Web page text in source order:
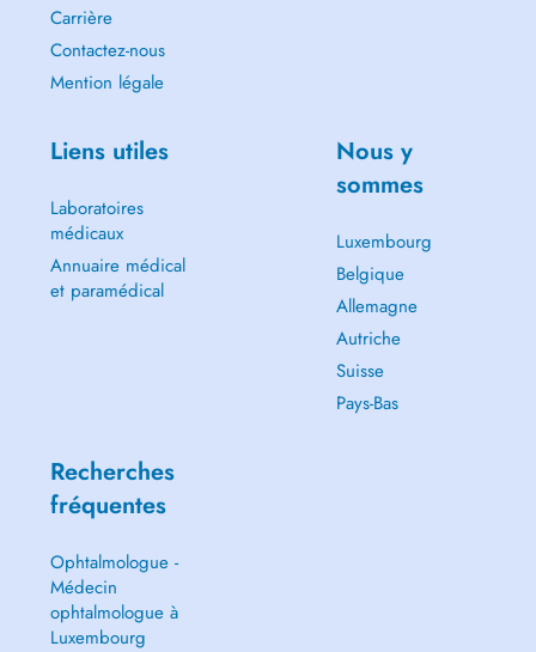
Carrière
Contactez-nous
Mention légale
Liens utiles
Laboratoires
médicaux
Annuaire médical
et paramédical
Nous y
sommes
Luxembourg
Belgique
Allemagne
Autriche
Suisse
Pays-Bas
Recherches
fréquentes
Ophtalmologue -
Médecin
ophtalmologue à
Luxembourg